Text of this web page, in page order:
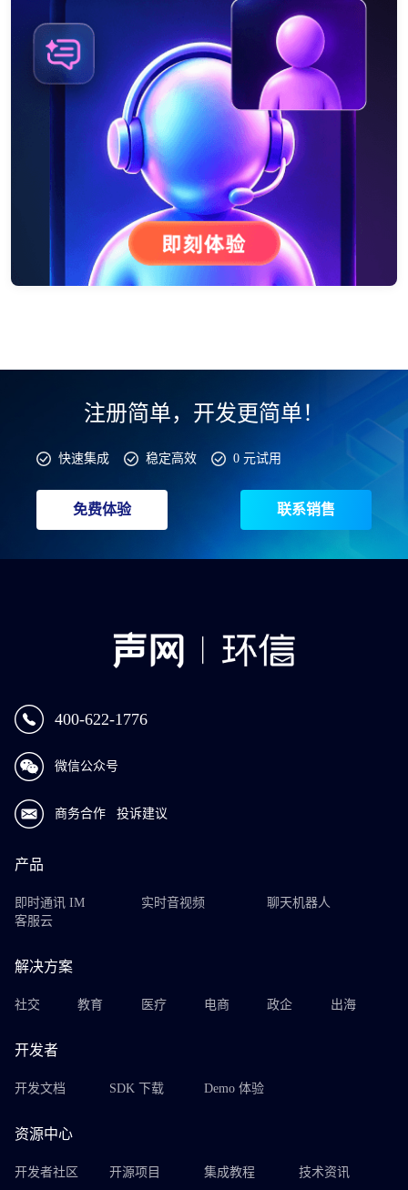
注册简单，开发更简单！
快速集成 稳定高效 0 元试用
免费体验 联系销售
400-622-1776
微信公众号
商务合作 投诉建议
产品
即时通讯 IM 实时音视频
聊天机器人
客服云
解决方案
社交 教育 医疗 电商 政企 出海
开发者
开发文档 SDK 下载 Demo 体验
资源中心
开发者社区 开源项目 集成教程 技术资讯